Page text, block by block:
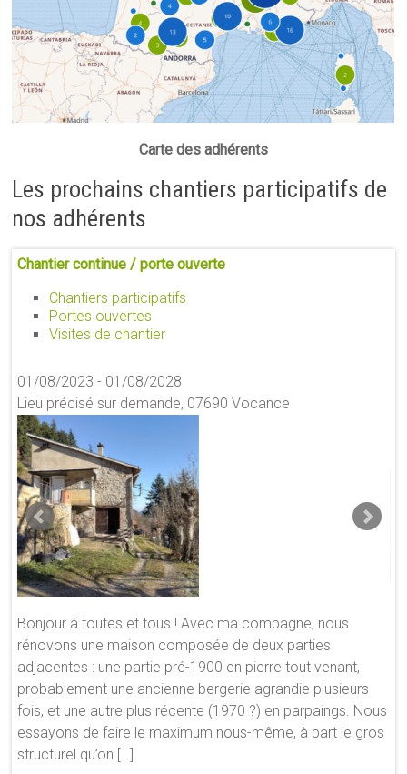
Carte des adhérents
Les prochains chantiers participatifs de
nos adhérents
Chantier continue / porte ouverte
Chantiers participatifs
Portes ouvertes
Visites de chantier
01/08/2023 - 01/08/2028
Lieu précisé sur demande, 07690 Vocance
Bonjour à toutes et tous ! Avec ma compagne, nous
rénovons une maison composée de deux parties
adjacentes : une partie pré-1900 en pierre tout venant,
probablement une ancienne bergerie agrandie plusieurs
fois, et une autre plus récente (1970 ?) en parpaings. Nous
essayons de faire le maximum nous-même, à part le gros
structurel qu’on […]